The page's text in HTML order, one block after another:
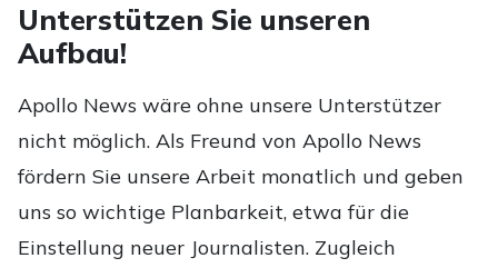
Unterstützen Sie unseren
Aufbau!
Apollo News wäre ohne unsere Unterstützer
nicht möglich. Als Freund von Apollo News
fördern Sie unsere Arbeit monatlich und geben
uns so wichtige Planbarkeit, etwa für die
Einstellung neuer Journalisten. Zugleich